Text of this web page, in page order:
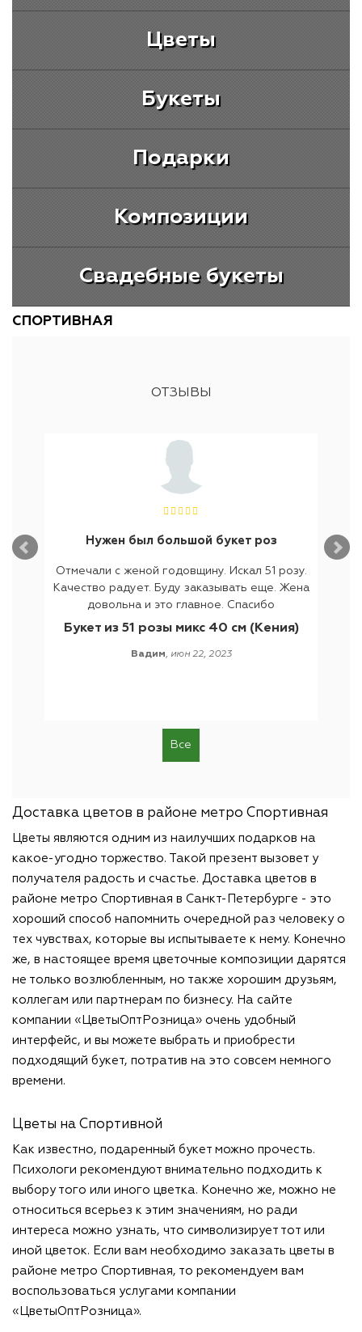
Цветы
Букеты
Подарки
Композиции
Свадебные букеты
СПОРТИВНАЯ
ОТЗЫВЫ
Нужен был большой букет роз
Отмечали с женой годовщину. Искал 51 розу.
Качество радует. Буду заказывать еще. Жена
довольна и это главное. Спасибо
Букет из 51 розы микс 40 см (Кения)
Вадим, июн 22, 2023
Все
Доставка цветов в районе метро Спортивная
Цветы являются одним из наилучших подарков на
какое-угодно торжество. Такой презент вызовет у
получателя радость и счастье. Доставка цветов в
районе метро Спортивная в Санкт-Петербурге - это
хороший способ напомнить очередной раз человеку о
тех чувствах, которые вы испытываете к нему. Конечно
же, в настоящее время цветочные композиции дарятся
не только возлюбленным, но также хорошим друзьям,
коллегам или партнерам по бизнесу. На сайте
компании «ЦветыОптРозница» очень удобный
интерфейс, и вы можете выбрать и приобрести
подходящий букет, потратив на это совсем немного
времени.
Цветы на Спортивной
Как известно, подаренный букет можно прочесть.
Психологи рекомендуют внимательно подходить к
выбору того или иного цветка. Конечно же, можно не
относиться всерьез к этим значениям, но ради
интереса можно узнать, что символизирует тот или
иной цветок. Если вам необходимо заказать цветы в
районе метро Спортивная, то рекомендуем вам
воспользоваться услугами компании
«ЦветыОптРозница».